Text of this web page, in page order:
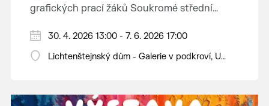
grafických prací žáků Soukromé střední
30. 4. 2026 13:00 - 7. 6. 2026 17:00
Lichtenštejnský dům - Galerie v podkroví, U